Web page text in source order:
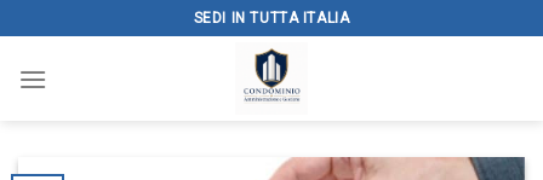
to
content
SEDI IN TUTTA ITALIA